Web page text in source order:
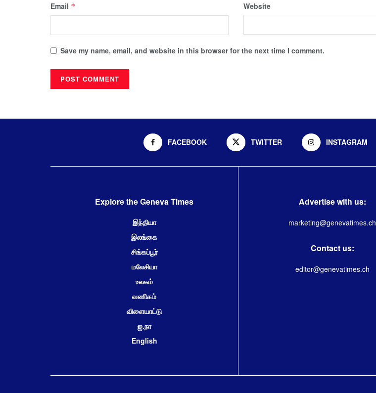
Email * Website
Save my name, email, and website in this browser for the next time I comment.
FACEBOOK TWITTER INSTAGRAM
Explore the Geneva Times
இந்தியா
இலங்கை
சிங்கப்பூர்
மலேசியா
உலகம்
வணிகம்
விளையாட்டு
ஐ.நா
English
Advertise with us:
marketing@genevatimes.ch
Contact us:
editor@genevatimes.ch